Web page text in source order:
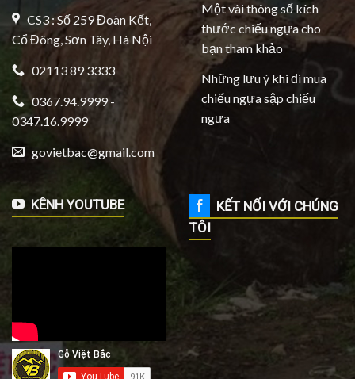
CS3 : Số 259 Đoàn Kết,
Cổ Đông, Sơn Tây, Hà Nội
02113 89 3333
0367.94.9999 -
0347.16.9999
govietbac@gmail.com
Một vài thông số kích
thước chiếu ngựa cho
bạn tham khảo
Những lưu ý khi đi mua
chiếu ngựa sập chiếu
ngựa
KÊNH YOUTUBE
KẾT NỐI VỚI CHÚNG
TÔI